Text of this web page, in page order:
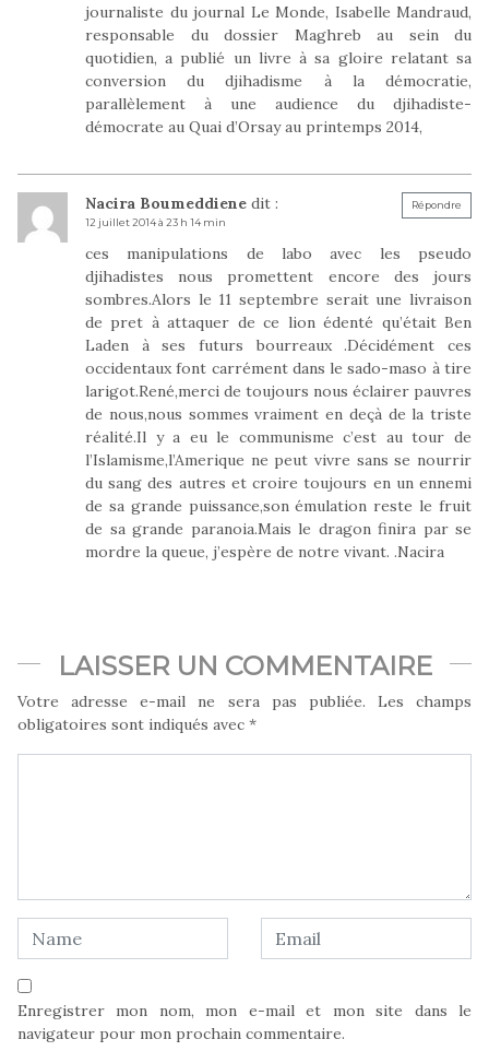
journaliste du journal Le Monde, Isabelle Mandraud,
responsable du dossier Maghreb au sein du
quotidien, a publié un livre à sa gloire relatant sa
conversion du djihadisme à la démocratie,
parallèlement à une audience du djihadiste-
démocrate au Quai d’Orsay au printemps 2014,
Nacira Boumeddiene dit :
12 juillet 2014 à 23 h 14 min
ces manipulations de labo avec les pseudo
djihadistes nous promettent encore des jours
sombres.Alors le 11 septembre serait une livraison
de pret à attaquer de ce lion édenté qu’était Ben
Laden à ses futurs bourreaux .Décidément ces
occidentaux font carrément dans le sado-maso à tire
larigot.René,merci de toujours nous éclairer pauvres
de nous,nous sommes vraiment en deçà de la triste
réalité.Il y a eu le communisme c’est au tour de
l’Islamisme,l’Amerique ne peut vivre sans se nourrir
du sang des autres et croire toujours en un ennemi
de sa grande puissance,son émulation reste le fruit
de sa grande paranoia.Mais le dragon finira par se
mordre la queue, j’espère de notre vivant. .Nacira
Répondre
LAISSER UN COMMENTAIRE
Votre adresse e-mail ne sera pas publiée.
Les champs
obligatoires sont indiqués avec *
Enregistrer mon nom, mon e-mail et mon site dans le
navigateur pour mon prochain commentaire.